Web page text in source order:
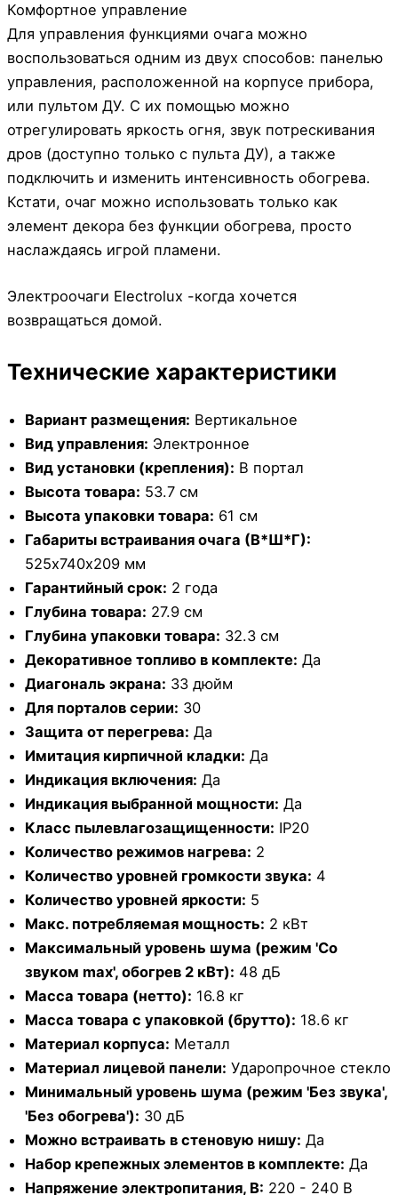
Комфортное управление
Для управления функциями очага можно
воспользоваться одним из двух способов: панелью
управления, расположенной на корпусе прибора,
или пультом ДУ. С их помощью можно
отрегулировать яркость огня, звук потрескивания
дров (доступно только с пульта ДУ), а также
подключить и изменить интенсивность обогрева.
Кстати, очаг можно использовать только как
элемент декора без функции обогрева, просто
наслаждаясь игрой пламени.
Электроочаги Electrolux -когда хочется
возвращаться домой.
Технические характеристики
Вариант размещения: Вертикальное
Вид управления: Электронное
Вид установки (крепления): В портал
Высота товара: 53.7 см
Высота упаковки товара: 61 см
Габариты встраивания очага (В*Ш*Г):
525х740х209 мм
Гарантийный срок: 2 года
Глубина товара: 27.9 см
Глубина упаковки товара: 32.3 см
Декоративное топливо в комплекте: Да
Диагональ экрана: 33 дюйм
Для порталов серии: 30
Защита от перегрева: Да
Имитация кирпичной кладки: Да
Индикация включения: Да
Индикация выбранной мощности: Да
Класс пылевлагозащищенности: IP20
Количество режимов нагрева: 2
Количество уровней громкости звука: 4
Количество уровней яркости: 5
Макс. потребляемая мощность: 2 кВт
Максимальный уровень шума (режим 'Cо
звуком max', обогрев 2 кВт): 48 дБ
Масса товара (нетто): 16.8 кг
Масса товара с упаковкой (брутто): 18.6 кг
Материал корпуса: Металл
Материал лицевой панели: Ударопрочное стекло
Минимальный уровень шума (режим 'Без звука',
'Без обогрева'): 30 дБ
Можно встраивать в стеновую нишу: Да
Набор крепежных элементов в комплекте: Да
Напряжение электропитания, В: 220 - 240 В